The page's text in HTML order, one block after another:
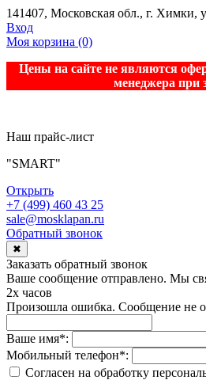
141407, Московская обл., г. Химки,
Вход
Моя корзина (0)
Цены на сайте не являются
менеджера при
Наш прайс-лист
"SMART"
Открыть
+7 (499) 460 43 25
sale@mosklapan.ru
Обратный звонок
✖
Заказать обратный звонок
Ваше сообщение отправлено. Мы
2х часов
Произошла ошибка. Сообщение не
Ваше имя*:
Мобильный телефон*:
Согласен на обработку